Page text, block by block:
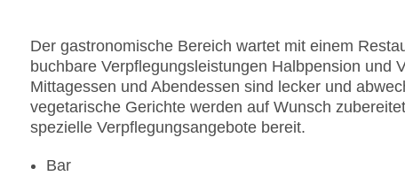
Der gastronomische Bereich wartet mit einem
buchbare Verpflegungsleistungen Halbpension und
Mittagessen und Abendessen sind lecker und
vegetarische Gerichte werden auf Wunsch
spezielle Verpflegungsangebote bereit.
Bar